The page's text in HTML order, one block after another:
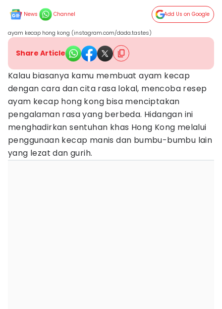
News Channel Add Us on Google
ayam kecap hong kong (instagram.com/dada.tastes)
Share Article
Kalau biasanya kamu membuat ayam kecap
dengan cara dan cita rasa lokal, mencoba resep
ayam kecap hong kong bisa menciptakan
pengalaman rasa yang berbeda. Hidangan ini
menghadirkan sentuhan khas Hong Kong melalui
penggunaan kecap manis dan bumbu-bumbu lain
yang lezat dan gurih.